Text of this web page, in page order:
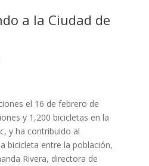
a la Ciudad de
el 16 de febrero de
y 1,200 bicicletas en la
y ha contribuido al
bicicleta entre la población,
Rivera, directora de